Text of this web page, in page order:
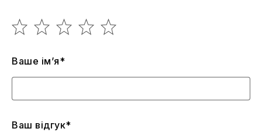
Ваше ім’я*
Ваш відгук*